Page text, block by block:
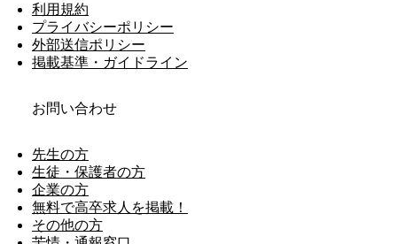
利用規約
プライバシーポリシー
外部送信ポリシー
掲載基準・ガイドライン
お問い合わせ
先生の方
生徒・保護者の方
企業の方
無料で高卒求人を掲載！
その他の方